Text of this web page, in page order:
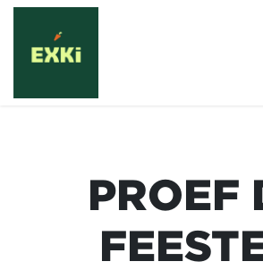
Overslaan naar inhoud
PROEF